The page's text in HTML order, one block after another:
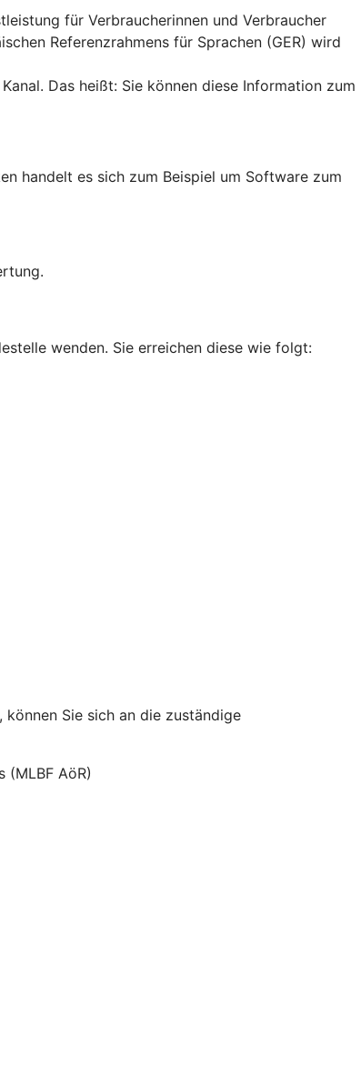
für Verbraucherinnen und Verbraucher
Referenzrahmens für Sprachen (GER) wird
Das heißt: Sie können diese Information zum
handelt es sich zum Beispiel um Software zum
wenden. Sie erreichen diese wie folgt:
Sie sich an die zuständige
AöR)